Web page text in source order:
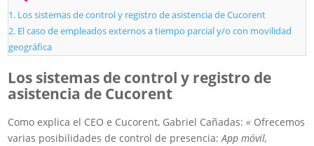
Los sistemas de control y registro de asistencia de Cucorent
El caso de empleados externos a tiempo parcial y/o con movilidad
geográfica
Los sistemas de control y registro de
asistencia de Cucorent
Como explica el CEO e Cucorent, Gabriel Cañadas:« Ofrecemos
varias posibilidades de control de presencia:App móvil,